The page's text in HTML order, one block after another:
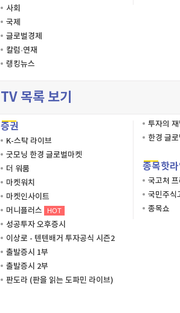
사회
국제
글로벌경제
칼럼·연재
랭킹뉴스
TV 목록 보기
증권
K-스탁 라이브
굿모닝 한경 글로벌마켓
더 워룸
마켓워치
마켓인사이트
머니플러스
HOT
성공투자 오후증시
이상로 - 텐텐배거 투자공식 시즌2
출발증시 1부
출발증시 2부
판도라 (판을 읽는 도파민 라이브)
투자의
한경 글
종목핫
국고처
국민주식
종목쇼